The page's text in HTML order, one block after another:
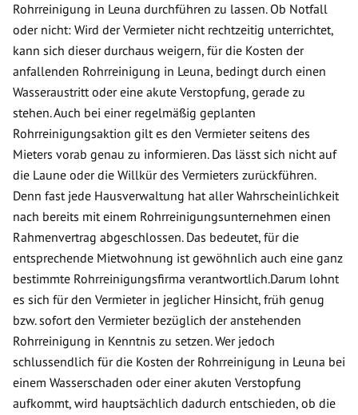
Rohrreinigung in Leuna durchführen zu lassen. Ob Notfall
oder nicht: Wird der Vermieter nicht rechtzeitig unterrichtet,
kann sich dieser durchaus weigern, für die Kosten der
anfallenden Rohrreinigung in Leuna, bedingt durch einen
Wasseraustritt oder eine akute Verstopfung, gerade zu
stehen. Auch bei einer regelmäßig geplanten
Rohrreinigungsaktion gilt es den Vermieter seitens des
Mieters vorab genau zu informieren. Das lässt sich nicht auf
die Laune oder die Willkür des Vermieters zurückführen.
Denn fast jede Hausverwaltung hat aller Wahrscheinlichkeit
nach bereits mit einem Rohrreinigungsunternehmen einen
Rahmenvertrag abgeschlossen. Das bedeutet, für die
entsprechende Mietwohnung ist gewöhnlich auch eine ganz
bestimmte Rohrreinigungsfirma verantwortlich.Darum lohnt
es sich für den Vermieter in jeglicher Hinsicht, früh genug
bzw. sofort den Vermieter bezüglich der anstehenden
Rohrreinigung in Kenntnis zu setzen. Wer jedoch
schlussendlich für die Kosten der Rohrreinigung in Leuna bei
einem Wasserschaden oder einer akuten Verstopfung
aufkommt, wird hauptsächlich dadurch entschieden, ob die